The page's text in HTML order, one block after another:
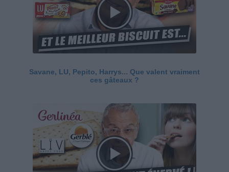
Savane, LU, Pepito, Harrys... Que valent vraiment
ces gâteaux ?